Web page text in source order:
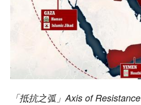
「抵抗之弧」Axis of Resistance